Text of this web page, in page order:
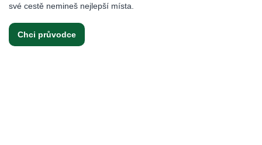
své cestě nemineš nejlepší místa.
Chci průvodce